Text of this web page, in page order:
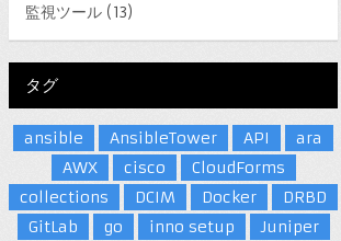
監視ツール (13)
タグ
ansible AnsibleTower API
ara
AWX
cisco
CloudForms
collections
DCIM Docker
DRBD
GitLab
go inno setup
Juniper